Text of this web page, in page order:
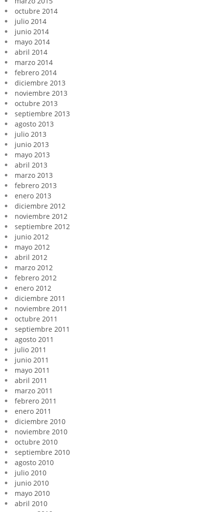
octubre 2014
julio 2014
junio 2014
mayo 2014
abril 2014
marzo 2014
febrero 2014
diciembre 2013
noviembre 2013
octubre 2013
septiembre 2013
agosto 2013
julio 2013
junio 2013
mayo 2013
abril 2013
marzo 2013
febrero 2013
enero 2013
diciembre 2012
noviembre 2012
septiembre 2012
junio 2012
mayo 2012
abril 2012
marzo 2012
febrero 2012
enero 2012
diciembre 2011
noviembre 2011
octubre 2011
septiembre 2011
agosto 2011
julio 2011
junio 2011
mayo 2011
abril 2011
marzo 2011
febrero 2011
enero 2011
diciembre 2010
noviembre 2010
octubre 2010
septiembre 2010
agosto 2010
julio 2010
junio 2010
mayo 2010
abril 2010